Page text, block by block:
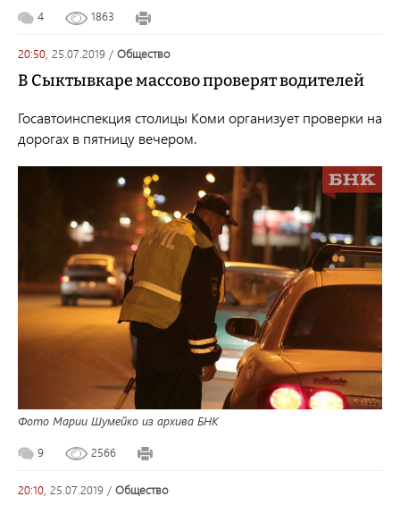
4 1863
20:50, 25.07.2019 / общество
В Сыктывкаре массово проверят водителей
Госавтоинспекция столицы Коми организует проверки на
дорогах в пятницу вечером.
Фото Марии Шумейко из архива БНК
9 2566
20:10, 25.07.2019 / общество